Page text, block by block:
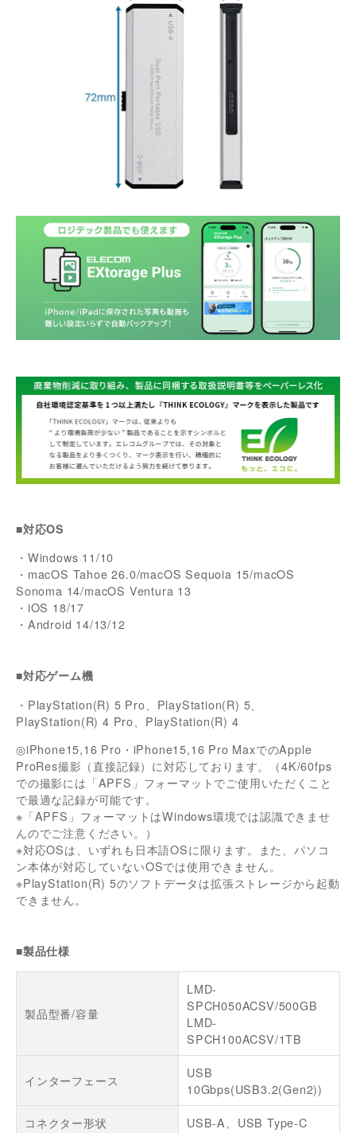
■対応OS
・Windows 11/10
・macOS Tahoe 26.0/macOS Sequoia 15/macOS
Sonoma 14/macOS Ventura 13
・iOS 18/17
・Android 14/13/12
■対応ゲーム機
・PlayStation(R) 5 Pro、PlayStation(R) 5、
PlayStation(R) 4 Pro、PlayStation(R) 4
◎iPhone15,16 Pro・iPhone15,16 Pro MaxでのApple
ProRes撮影（直接記録）に対応しております。（4K/60fps
での撮影には「APFS」フォーマットでご使用いただくこと
で最適な記録が可能です。
※「APFS」フォーマットはWindows環境では認識できませ
んのでご注意ください。）
※対応OSは、いずれも日本語OSに限ります。また、パソコ
ン本体が対応していないOSでは使用できません。
※PlayStation(R) 5のソフトデータは拡張ストレージから起動
できません。
■製品仕様
製品型番/容量
LMD-
SPCH050ACSV/500GB
LMD-
SPCH100ACSV/1TB
インターフェース
USB
10Gbps(USB3.2(Gen2))
コネクター形状
USB-A、USB Type-C